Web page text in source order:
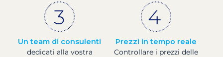
Un team di consulenti
dedicati alla vostra
Prezzi in tempo reale
Controllare i prezzi delle